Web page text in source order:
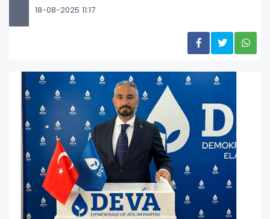
18-08-2025 11:17